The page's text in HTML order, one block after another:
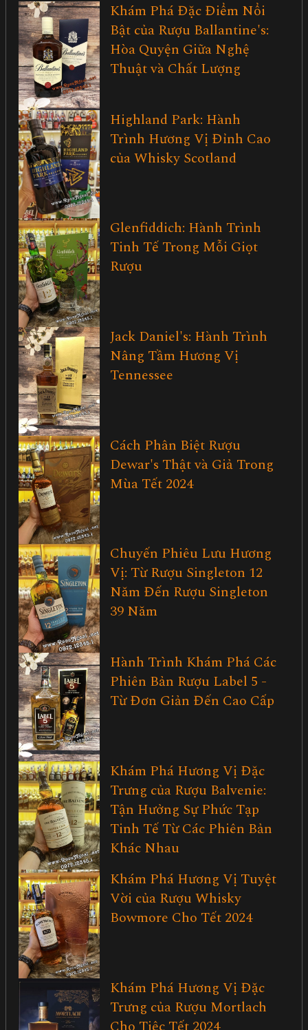
Khám Phá Đặc Điểm Nổi
Bật của Rượu Ballantine's:
Hòa Quyện Giữa Nghệ
Thuật và Chất Lượng
Highland Park: Hành
Trình Hương Vị Đỉnh Cao
của Whisky Scotland
Glenfiddich: Hành Trình
Tinh Tế Trong Mỗi Giọt
Rượu
Jack Daniel's: Hành Trình
Nâng Tầm Hương Vị
Tennessee
Cách Phân Biệt Rượu
Dewar's Thật và Giả Trong
Mùa Tết 2024
Chuyến Phiêu Lưu Hương
Vị: Từ Rượu Singleton 12
Năm Đến Rượu Singleton
39 Năm
Hành Trình Khám Phá Các
Phiên Bản Rượu Label 5 -
Từ Đơn Giản Đến Cao Cấp
Khám Phá Hương Vị Đặc
Trưng của Rượu Balvenie:
Tận Hưởng Sự Phức Tạp
Tinh Tế Từ Các Phiên Bản
Khác Nhau
Khám Phá Hương Vị Tuyệt
Vời của Rượu Whisky
Bowmore Cho Tết 2024
Khám Phá Hương Vị Đặc
Trưng của Rượu Mortlach